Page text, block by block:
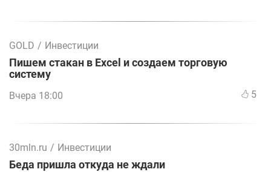
GOLD / Инвестиции
Пишем стакан в Excel и создаем торговую
систему
Вчера 18:00 5
30mln.ru / Инвестиции
Беда пришла откуда не ждали